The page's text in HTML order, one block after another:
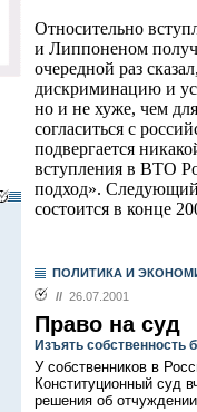
Относительно
и Липпоненом
очередной раз
дискриминацию и
но и не хуже, чем
согласиться с
подвергается
вступления в ВТО
подход».
состоится в конце
ПОЛИТИКА И
// 26.07.2001
Право на суд
Изъять собственность
У собственников в
Конституционный суд
решения об